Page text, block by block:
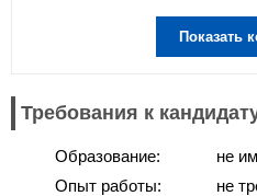
Показать
Требования к
Образование:
Опыт работы:
не
не